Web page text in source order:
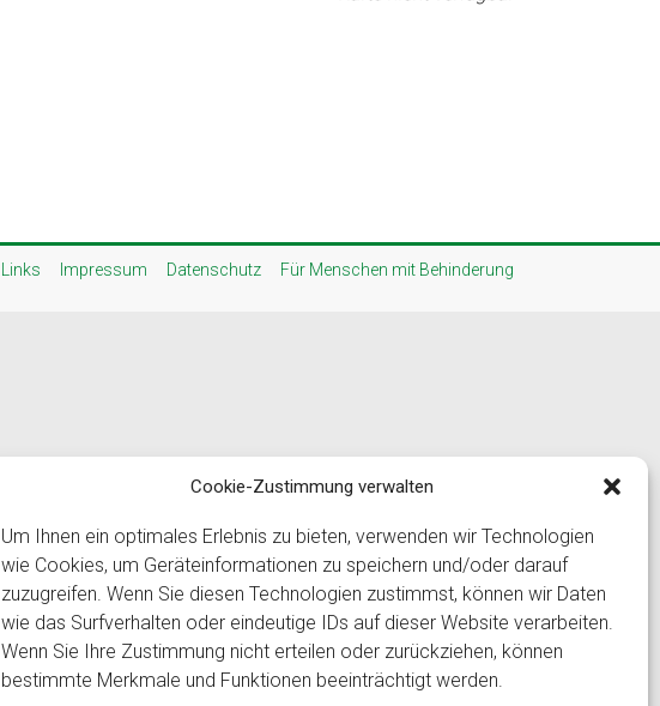
Cookie-Zustimmung verwalten
Um Ihnen ein optimales Erlebnis zu bieten, verwenden wir Technologien
wie Cookies, um Geräteinformationen zu speichern und/oder darauf
zuzugreifen. Wenn Sie diesen Technologien zustimmst, können wir Daten
wie das Surfverhalten oder eindeutige IDs auf dieser Website verarbeiten.
Wenn Sie Ihre Zustimmung nicht erteilen oder zurückziehen, können
bestimmte Merkmale und Funktionen beeinträchtigt werden.
Links Impressum Datenschutz Für Menschen mit Behinderung